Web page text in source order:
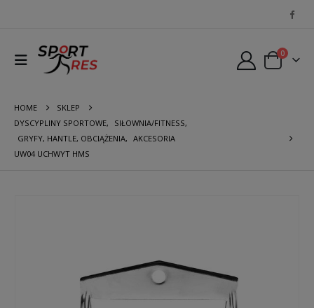
0
HOME
SKLEP
DYSCYPLINY SPORTOWE, SIŁOWNIA/FITNESS,
GRYFY, HANTLE, OBCIĄŻENIA, AKCESORIA
UW04 UCHWYT HMS